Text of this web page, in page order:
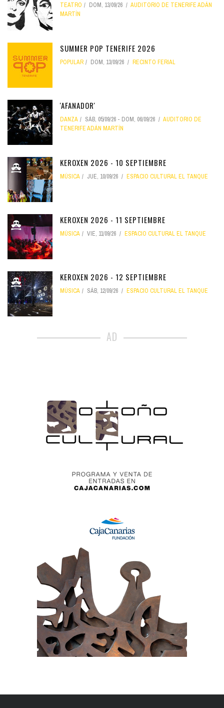
TEATRO DOM, 13/09/26
AUDITORIO DE TENERIFE ADÁN
MARTÍN
SUMMER POP TENERIFE 2026
POPULAR DOM, 13/09/26 RECINTO FERIAL
'AFANADOR'
DANZA SÁB, 05/09/26 - DOM, 06/09/26
AUDITORIO DE
TENERIFE ADÁN MARTÍN
KEROXEN 2026 - 10 SEPTIEMBRE
MÚSICA JUE, 10/09/26 ESPACIO CULTURAL EL TANQUE
KEROXEN 2026 - 11 SEPTIEMBRE
MÚSICA VIE, 11/09/26 ESPACIO CULTURAL EL TANQUE
KEROXEN 2026 - 12 SEPTIEMBRE
MÚSICA SÁB, 12/09/26 ESPACIO CULTURAL EL TANQUE
AD